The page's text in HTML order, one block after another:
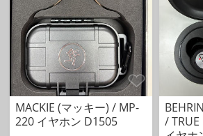
MACKIE (マッキー) / MP-
220 イヤホン D1505
/